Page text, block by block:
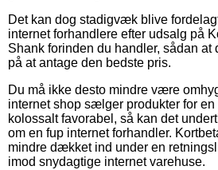
Det kan dog stadigvæk blive
internet forhandlere efter udsalg på
Shank forinden du handler, sådan at
på at antage den bedste pris.
Du må ikke desto mindre være
internet shop sælger produkter for
kolossalt favorabel, så kan det
om en fup internet forhandler.
mindre dækket ind under en
imod snydagtige internet varehuse.